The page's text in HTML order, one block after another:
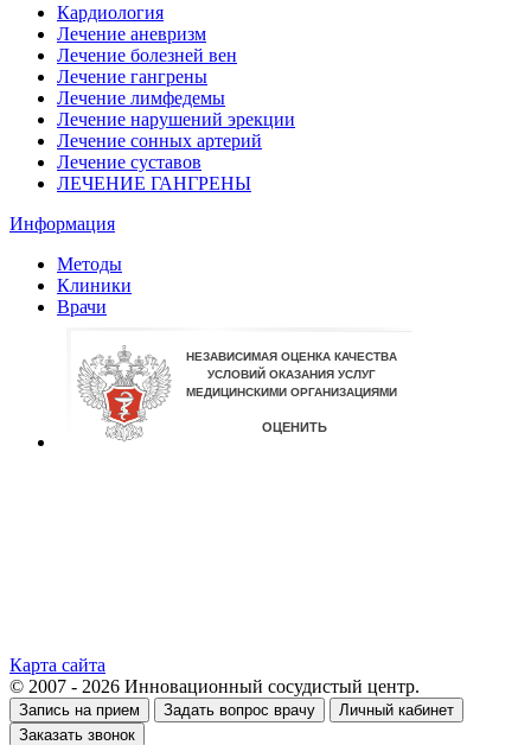
Кардиология
Лечение аневризм
Лечение болезней вен
Лечение гангрены
Лечение лимфедемы
Лечение нарушений эрекции
Лечение сонных артерий
Лечение суставов
ЛЕЧЕНИЕ ГАНГРЕНЫ
Информация
Методы
Клиники
Врачи
Карта сайта
© 2007 - 2026 Инновационный сосудистый центр.
Запись на прием Задать вопрос врачу
Личный кабинет
Заказать звонок